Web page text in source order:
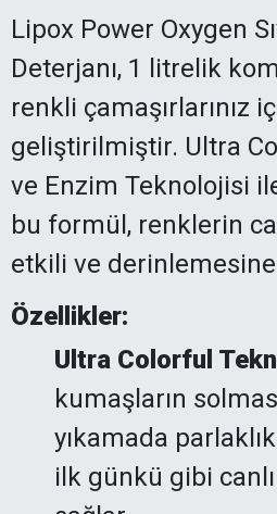
Lipox Power Oxygen
Deterjanı, 1 litrelik
renkli çamaşırlarınız
geliştirilmiştir. Ultra
ve Enzim Teknolojisi
bu formül, renklerin
etkili ve
Özellikler:
Ultra Colorful
kumaşların
yıkamada
ilk günkü gibi canlı